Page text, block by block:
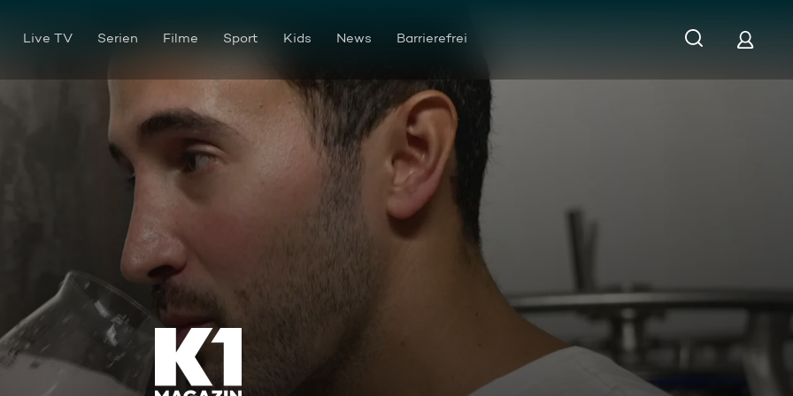
Live TV Serien Filme Sport Kids News Barrierefrei
Von Algenlimonade bis Gurken-Bier: Die verrücktesten Getränke im Test